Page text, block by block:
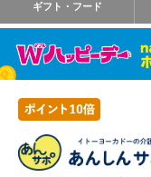
ギフト・フード